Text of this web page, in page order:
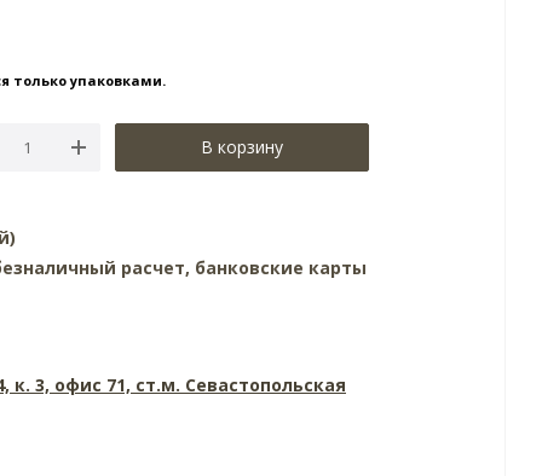
только упаковками.
В корзину
расчет, банковские карты
к. 3, офис 71, ст.м. Севастопольская